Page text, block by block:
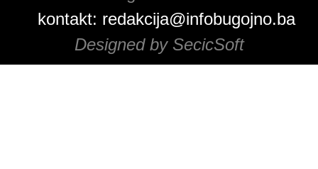
kontakt: redakcija@infobugojno.ba
Designed by SecicSoft